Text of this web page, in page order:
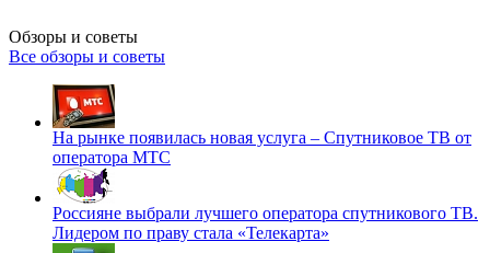
Обзоры и советы
Все обзоры и советы
На рынке появилась новая услуга – Спутниковое ТВ от
оператора МТС
Россияне выбрали лучшего оператора спутникового ТВ.
Лидером по праву стала «Телекарта»